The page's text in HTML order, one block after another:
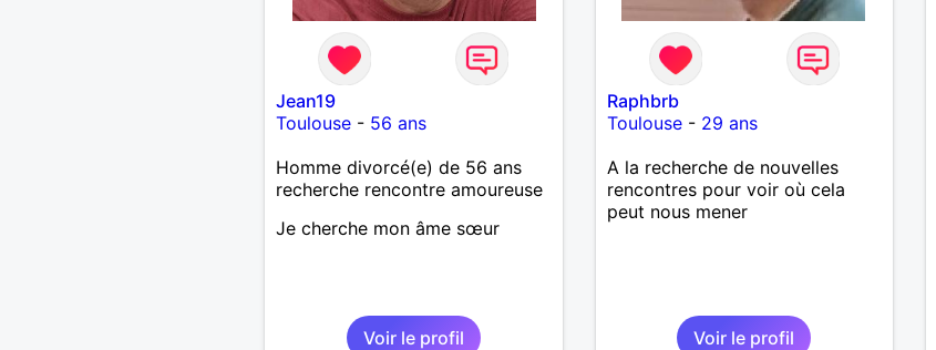
Jean19
Toulouse- 56 ans
Homme divorcé(e) de 56 ans
recherche rencontre amoureuse
Je cherche mon âme sœur
Voir le profil
Raphbrb
Toulouse- 29 ans
A la recherche de nouvelles
rencontres pour voir où cela
peut nous mener
Voir le profil